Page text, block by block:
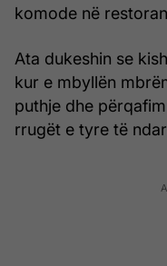
komode në
Ata dukeshin se
kur e mbyllën
puthje dhe
rrugët e tyre të